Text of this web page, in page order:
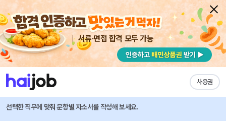
서류·면접 합격 모두 가능
사용권
채용공고 자소서 자유항목 자소서 내 작성목록
넥스트챕터 즐겨찾기
온라인 MD
선택한 직무에 맞춰 문항별 자소서를 작성해 보세요.